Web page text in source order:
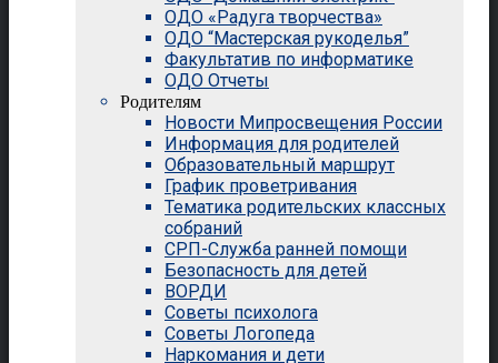
ОДО «Радуга творчества»
ОДО “Мастерская рукоделья”
Факультатив по информатике
ОДО Отчеты
Родителям
Новости Мипросвещения России
Информация для родителей
Образовательный маршрут
График проветривания
Тематика родительских классных
собраний
СРП-Служба ранней помощи
Безопасность для детей
ВОРДИ
Советы психолога
Советы Логопеда
Наркомания и дети